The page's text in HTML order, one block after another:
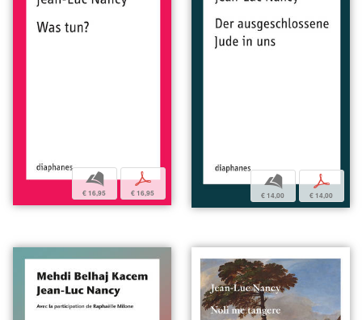
b
€ 16,95
p
€ 16,95
b
€ 14,00
p
€ 14,00